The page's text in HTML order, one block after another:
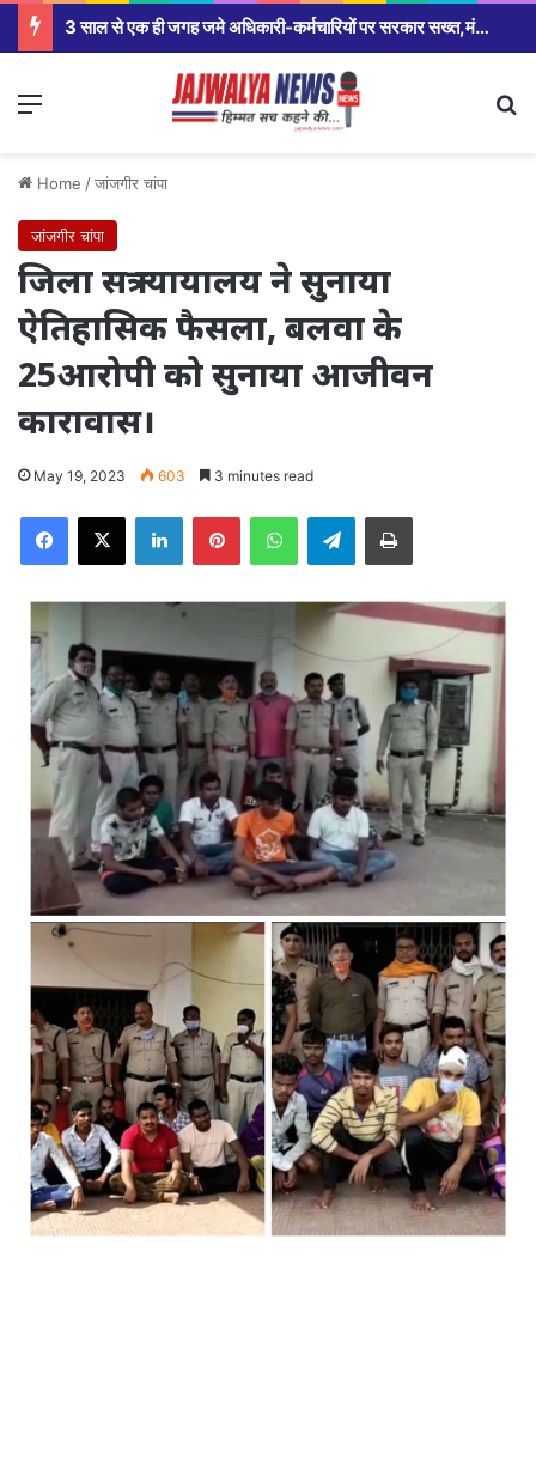
3 साल से एक ही जगह जमे अधिकारी-कर्मचारियों पर सरकार सख्त,मंत्रालय से कलेक्टर कार्यालय से लेकर विभागीय अधिकारियों तक होंगे तबादले।
Menu
Home /जांजगीर चांपा
जांजगीर चांपा
जिला सत्र न्यायालय ने सुनाया
ऐतिहासिक फैसला, बलवा के
25आरोपी को सुनाया आजीवन
कारावास।
May 19, 2023 603 3 minutes read
Facebook
X LinkedInPinterestWhatsAppTelegramPrint